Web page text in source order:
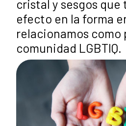
cristal y sesgos que
efecto en la forma
relacionamos como
comunidad LGBTIQ.